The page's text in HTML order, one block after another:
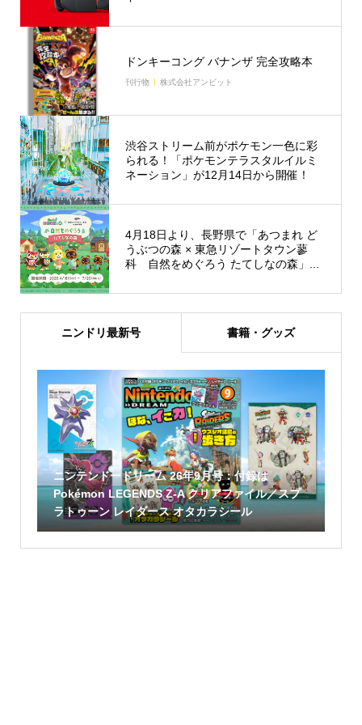
ドンキーコング バナンザ 完全攻略本
刊行物 株式会社アンビット
渋谷ストリーム前がポケモン一色に彩
られる！「ポケモンテラスタルイルミ
ネーション」が12月14日から開催！
4月18日より、長野県で「あつまれ ど
うぶつの森 × 東急リゾートタウン蓼
科 自然をめぐろう たてしなの森」...
ニンドリ最新号 書籍・グッズ
ニンテンドードリーム 26年9月号：付録は
Pokémon LEGENDS Z-A クリアファイル／スプ
ラトゥーン レイダース オタカラシール